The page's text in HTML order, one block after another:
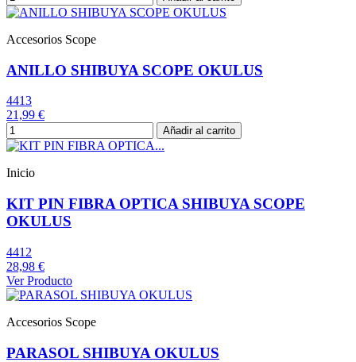
Accesorios Scope
ANILLO SHIBUYA SCOPE OKULUS
4413
21,99 €
Añadir al carrito
Inicio
KIT PIN FIBRA OPTICA SHIBUYA SCOPE
OKULUS
4412
28,98 €
Ver Producto
Accesorios Scope
PARASOL SHIBUYA OKULUS